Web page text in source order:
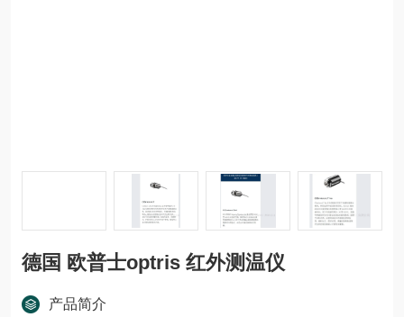
德国 欧普士optris 红外测温仪
产品简介